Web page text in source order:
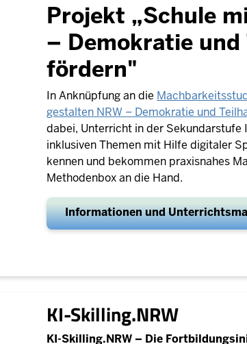
Projekt „Schule
– Demokratie und
fördern"
In Anknüpfung an die
gestalten NRW – Demokratie und
dabei, Unterricht in der Sekundarstufe
inklusiven Themen mit Hilfe digitaler
kennen und bekommen praxisnahes
Methodenbox an die Hand.
Informationen und
KI-Skilling.NRW
KI-Skilling.NRW – Die